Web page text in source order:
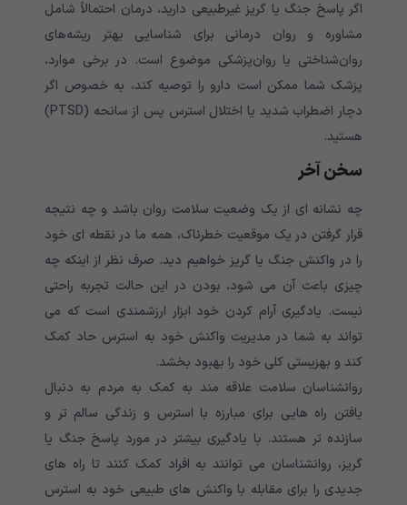
اگر پاسخ جنگ یا گریز غیرطبیعی دارید، درمان احتمالاً شامل
مشاوره و روان درمانی برای شناسایی بهتر ریشه‌های
روان‌شناختی یا روان‌پزشکی موضوع است. در برخی موارد،
پزشک شما ممکن است دارو را توصیه کند، به خصوص اگر
دچار اضطراب شدید یا اختلال استرس پس از سانحه (PTSD)
هستید.
سخن آخر
چه نشانه ای از یک وضعیت سلامت روان باشد و چه نتیجه
قرار گرفتن در یک موقعیت خطرناک، همه ما در نقطه ای خود
را در واکنش جنگ یا گریز خواهیم دید. صرف نظر از اینکه چه
چیزی باعث آن می شود، بودن در این حالت تجربه راحتی
نیست. یادگیری آرام کردن خود ابزار ارزشمندی است که می
تواند به شما در مدیریت واکنش خود به استرس حاد کمک
کند و بهزیستی کلی خود را بهبود بخشد.
روانشناسان سلامت علاقه مند به کمک به مردم به دنبال
یافتن راه هایی برای مبارزه با استرس و زندگی سالم تر و
سازنده تر هستند. با یادگیری بیشتر در مورد پاسخ جنگ یا
گریز، روانشناسان می توانند به افراد کمک کنند تا راه های
جدیدی را برای مقابله با واکنش های طبیعی خود به استرس